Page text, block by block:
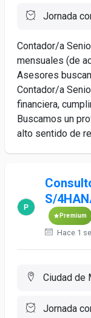
Jornada
Contador/a
mensuales (de
Asesores
Contador/a
financiera,
Buscamos un
alto sentido de
S/
Premium
Hace 1
Ciudad de
Jornada